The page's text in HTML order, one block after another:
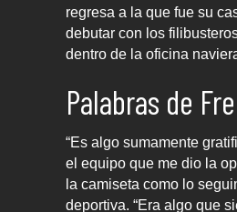
regresa a la que fue su
debutar con los
dentro de la oficina
Palabras de
“Es algo sumamente
el equipo que me dio la
la camiseta como lo
deportiva. “Era algo que